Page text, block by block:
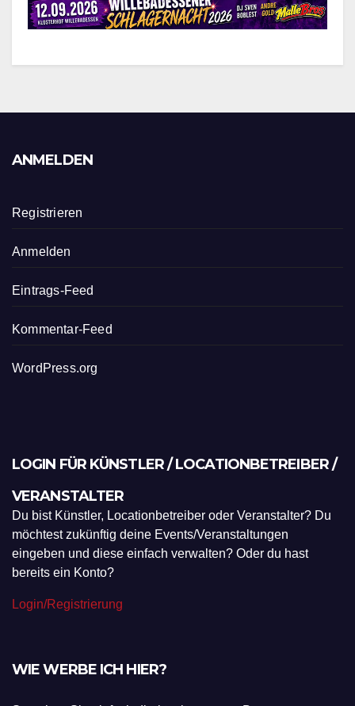
ANMELDEN
Registrieren
Anmelden
Eintrags-Feed
Kommentar-Feed
WordPress.org
LOGIN FÜR KÜNSTLER / LOCATIONBETREIBER /
VERANSTALTER
Du bist Künstler, Locationbetreiber oder Veranstalter? Du
möchtest zukünftig deine Events/Veranstaltungen
eingeben und diese einfach verwalten? Oder du hast
bereits ein Konto?
Login/Registrierung
WIE WERBE ICH HIER?